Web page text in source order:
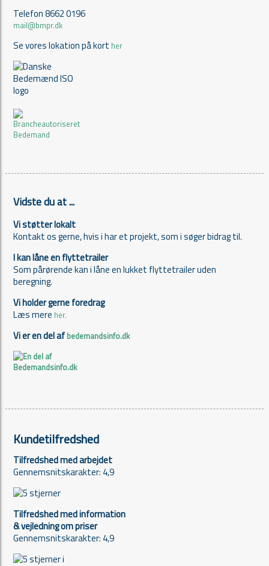
Telefon 8662 0196
mail@bmpr.dk
Se vores lokation på kort her
Vidste du at ...
Vi støtter lokalt
Kontakt os gerne, hvis i har et projekt, som i søger bidrag til.
I kan låne en flyttetrailer
Som pårørende kan i låne en lukket flyttetrailer uden
beregning.
Vi holder gerne foredrag
Læs mere her.
Vi er en del afbedemandsinfo.dk
Kundetilfredshed
Tilfredshed med arbejdet
Gennemsnitskarakter: 4,9
Tilfredshed med information
& vejledning om priser
Gennemsnitskarakter: 4,9